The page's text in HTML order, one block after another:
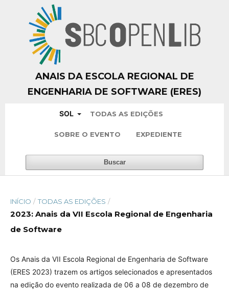
ANAIS DA ESCOLA REGIONAL DE
ENGENHARIA DE SOFTWARE (ERES)
SOL TODAS AS EDIÇÕES
SOBRE O EVENTO EXPEDIENTE
Buscar
INÍCIO / TODAS AS EDIÇÕES /
2023: Anais da VII Escola Regional de Engenharia
de Software
Os Anais da VII Escola Regional de Engenharia de Software
(ERES 2023) trazem os artigos selecionados e apresentados
na edição do evento realizada de 06 a 08 de dezembro de